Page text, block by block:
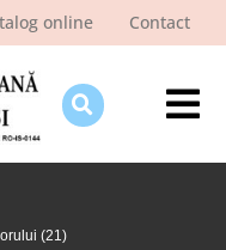
online Contact
(21)